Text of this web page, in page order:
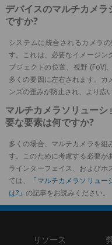
デバイスのマルチカメ
ですか?
システムに統合されるカメラ
す。これは、必要なイメージン
ブジェクトの位置、視野 (FoV)
多くの要因に左右されます。カ
ンズの歪みが防止され、より広
マルチカメラソリュー
要な要素は何ですか?
多くの場合、マルチカメラを組
す。このために考慮する必要が
ラインターフェイス、およびホ
ては、
「マルチカメラソリュ
は?」 の記事をお読みください。
リソース